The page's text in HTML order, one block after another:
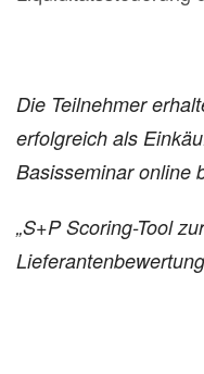
Die Teilnehmer
erfolgreich als
Basisseminar online
„S+P Scoring-Tool